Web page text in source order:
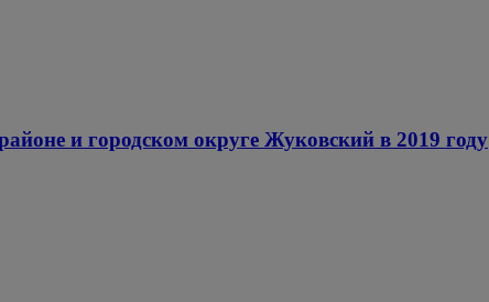
и городском округе Жуковский в 2019 году